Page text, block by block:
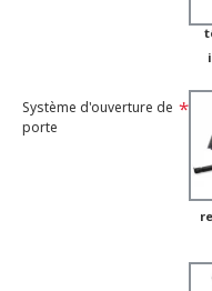
Système d'ouverture de
porte